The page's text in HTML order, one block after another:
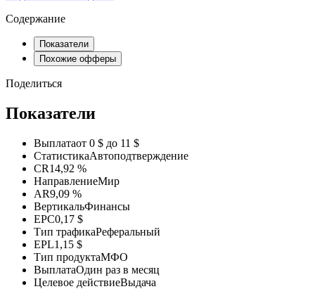
Содержание
Показатели
Похожие офферы
Поделиться
Показатели
Выплатаот 0 $ до 11 $
СтатистикаАвтоподтверждение
CR14,92 %
НаправлениеМир
AR9,09 %
ВертикальФинансы
EPC0,17 $
Тип трафикаРеферальный
EPL1,15 $
Тип продуктаМФО
ВыплатаОдин раз в месяц
Целевое действиеВыдача